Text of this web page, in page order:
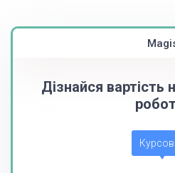
Дізнайся вартість